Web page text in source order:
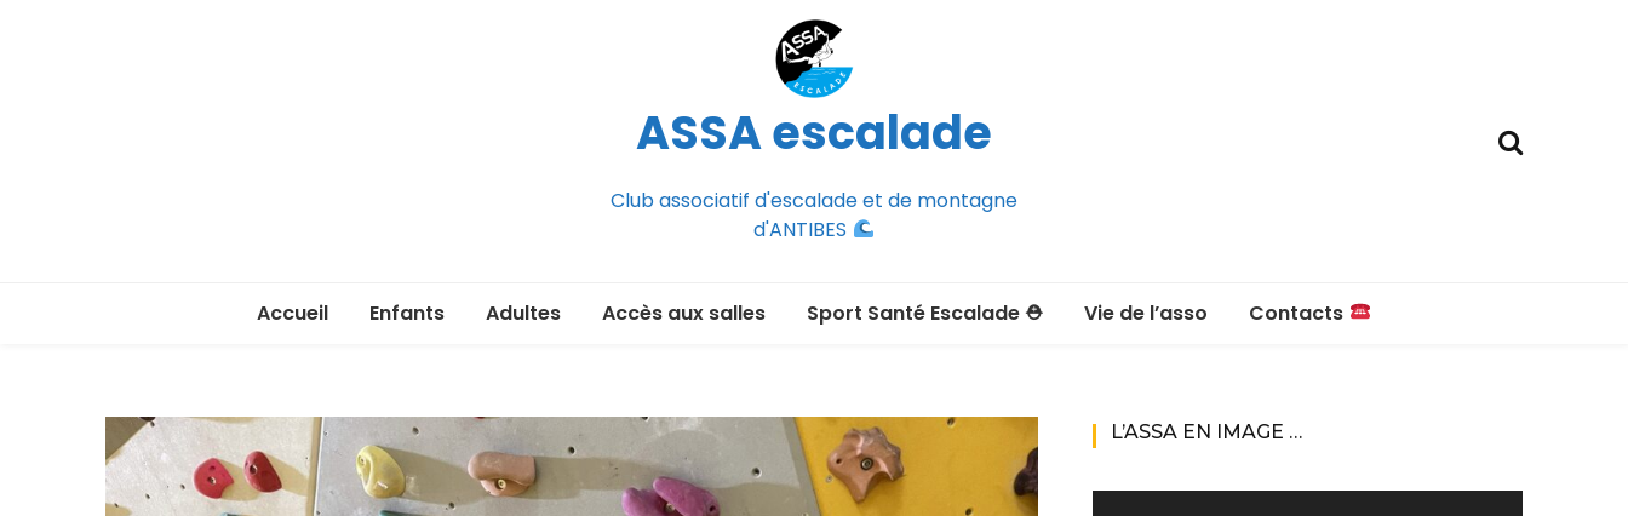
ASSA escalade
Club associatif d'escalade et de montagne
d'ANTIBES
Accueil Enfants
Stage été 2026
Adultes
ASSA Section Montagne
(licence FFCAM)
Je veux passer un
Accès aux salles Sport Santé Escalade ⛑ Vie de l’asso
Contacts
Contacts
L’ASSA EN IMAGE …